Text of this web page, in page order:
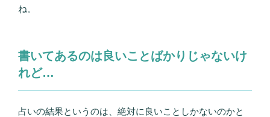
ね。
書いてあるのは良いことばかりじゃないけ
れど…
占いの結果というのは、絶対に良いことしかないのかと